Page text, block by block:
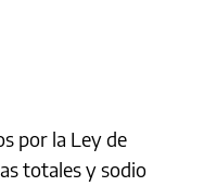
por la Ley de
totales y sodio